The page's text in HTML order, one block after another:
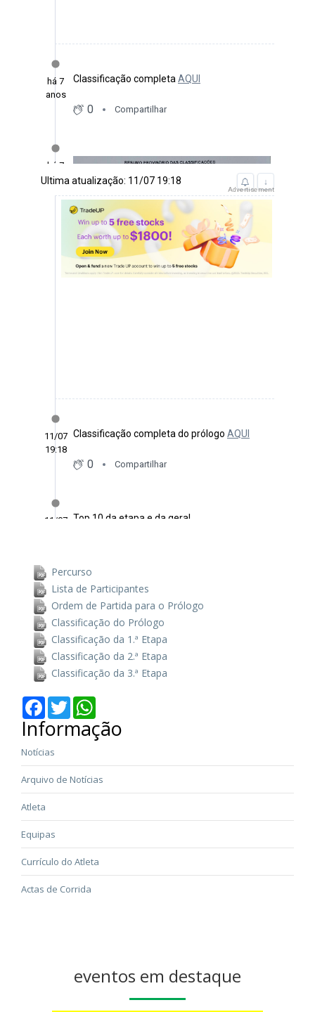
Percurso
Lista de Participantes
Ordem de Partida para o Prólogo
Classificação do Prólogo
Classificação da 1.ª Etapa
Classificação da 2.ª Etapa
Classificação da 3.ª Etapa
Facebook
Twitter
Informação
Notícias
Arquivo de Notícias
Atleta
Equipas
Currículo do Atleta
Actas de Corrida
eventos em destaque